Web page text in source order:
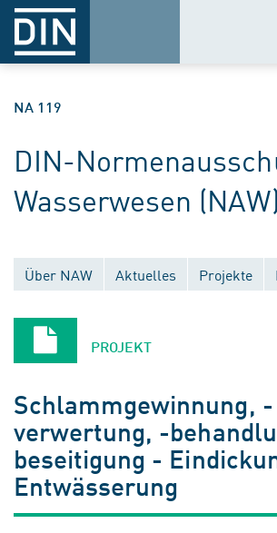
NA 119
DIN-
Wasserwesen (NAW)
Über NAW Aktuelles Projekte
PROJEKT
Schlammgewinnung, -
verwertung, -
beseitigung -
Entwässerung